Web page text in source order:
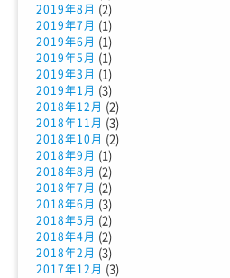
2019年8月 (2)
2019年7月 (1)
2019年6月 (1)
2019年5月 (1)
2019年3月 (1)
2019年1月 (3)
2018年12月 (2)
2018年11月 (3)
2018年10月 (2)
2018年9月 (1)
2018年8月 (2)
2018年7月 (2)
2018年6月 (3)
2018年5月 (2)
2018年4月 (2)
2018年2月 (3)
2017年12月 (3)